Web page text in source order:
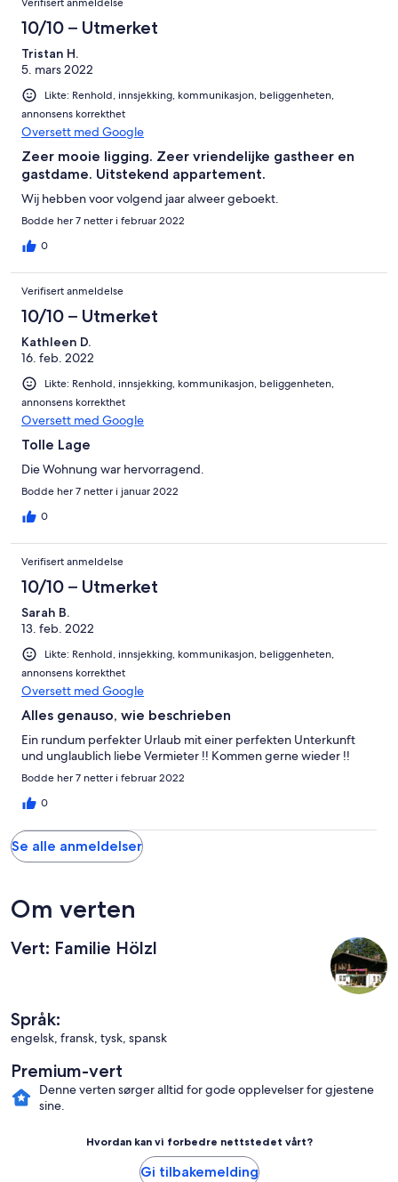
10/10 – Utmerket
Tristan H.
5. mars 2022
Likte: Renhold, innsjekking, kommunikasjon, beliggenheten,
annonsens korrekthet
Oversett med Google
Zeer mooie ligging. Zeer vriendelijke gastheer en
gastdame. Uitstekend appartement.
Wij hebben voor volgend jaar alweer geboekt.
Bodde her 7 netter i februar 2022
0
Verifisert anmeldelse
10/10 – Utmerket
Kathleen D.
16. feb. 2022
Likte: Renhold, innsjekking, kommunikasjon, beliggenheten,
annonsens korrekthet
Oversett med Google
Tolle Lage
Die Wohnung war hervorragend.
Bodde her 7 netter i januar 2022
0
Verifisert anmeldelse
10/10 – Utmerket
Sarah B.
13. feb. 2022
Likte: Renhold, innsjekking, kommunikasjon, beliggenheten,
annonsens korrekthet
Oversett med Google
Alles genauso, wie beschrieben
Ein rundum perfekter Urlaub mit einer perfekten Unterkunft
und unglaublich liebe Vermieter !! Kommen gerne wieder !!
Bodde her 7 netter i februar 2022
0
Se alle anmeldelser
Om verten
Vert: Familie Hölzl
Språk:
engelsk, fransk, tysk, spansk
Premium-vert
Denne verten sørger alltid for gode opplevelser for gjestene
sine.
Hvordan kan vi forbedre nettstedet vårt?
Gi tilbakemelding